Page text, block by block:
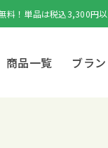
料！単品は税込3,300円以
商品一覧 ブラ